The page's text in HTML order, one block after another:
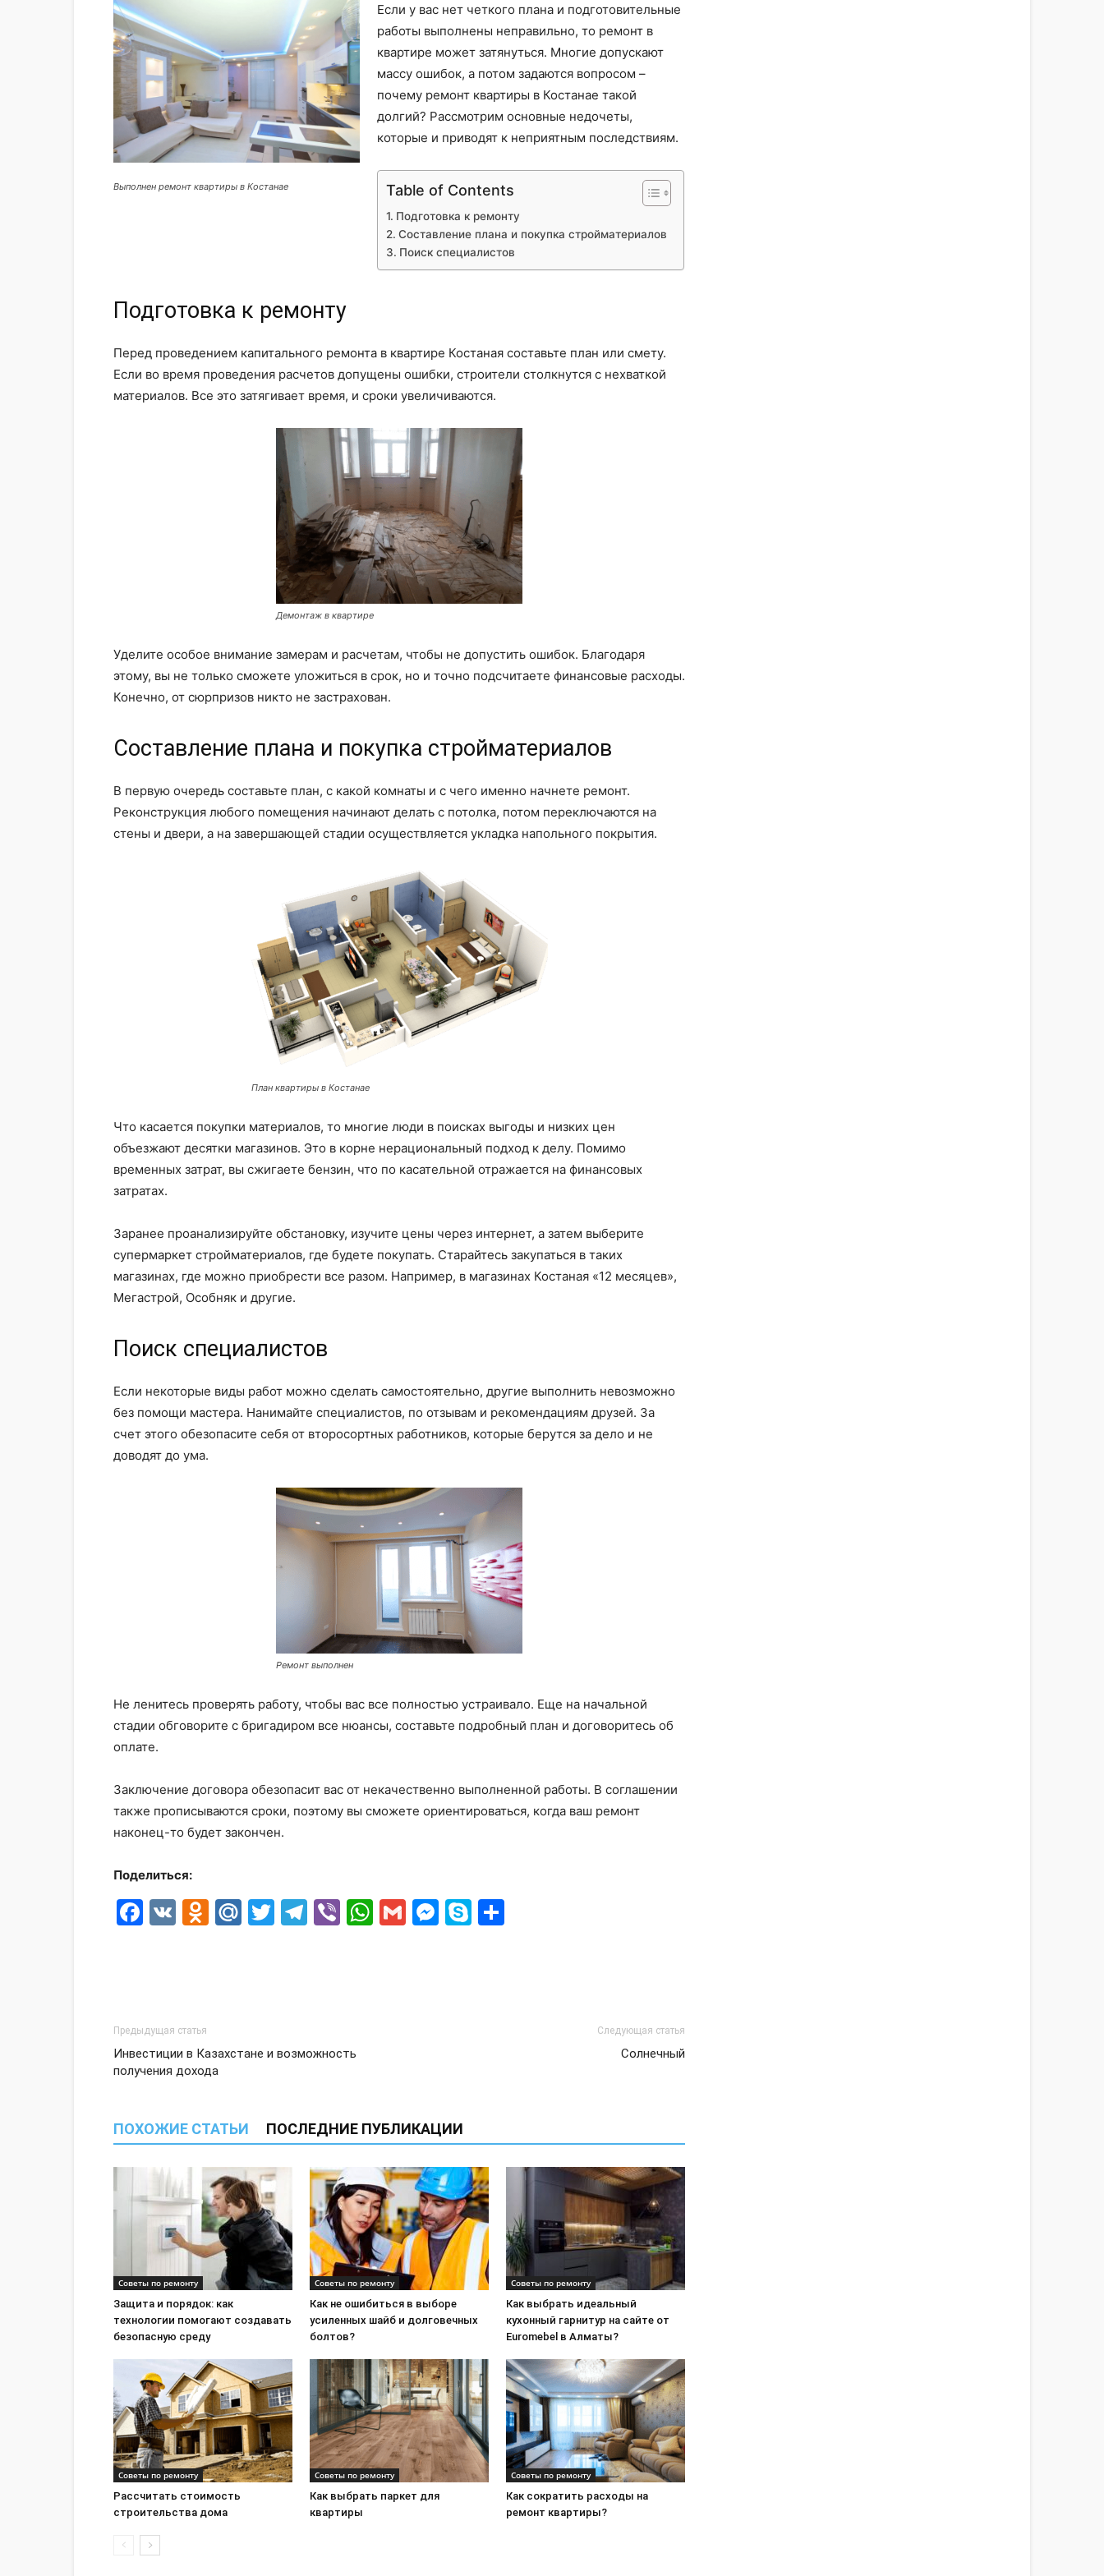
Выполнен ремонт квартиры в Костанае
Если у вас нет четкого плана и подготовительные
работы выполнены неправильно, то ремонт в
квартире может затянуться. Многие допускают
массу ошибок, а потом задаются вопросом –
почему ремонт квартиры в Костанае такой
долгий? Рассмотрим основные недочеты,
которые и приводят к неприятным последствиям.
Table of Contents
Подготовка к ремонту
Составление плана и покупка стройматериалов
Поиск специалистов
Подготовка к ремонту
Перед проведением капитального ремонта в квартире Костаная составьте план или смету.
Если во время проведения расчетов допущены ошибки, строители столкнутся с нехваткой
материалов. Все это затягивает время, и сроки увеличиваются.
Демонтаж в квартире
Уделите особое внимание замерам и расчетам, чтобы не допустить ошибок. Благодаря
этому, вы не только сможете уложиться в срок, но и точно подсчитаете финансовые расходы.
Конечно, от сюрпризов никто не застрахован.
Составление плана и покупка стройматериалов
В первую очередь составьте план, с какой комнаты и с чего именно начнете ремонт.
Реконструкция любого помещения начинают делать с потолка, потом переключаются на
стены и двери, а на завершающей стадии осуществляется укладка напольного покрытия.
План квартиры в Костанае
Что касается покупки материалов, то многие люди в поисках выгоды и низких цен
объезжают десятки магазинов. Это в корне нерациональный подход к делу. Помимо
временных затрат, вы сжигаете бензин, что по касательной отражается на финансовых
затратах.
Заранее проанализируйте обстановку, изучите цены через интернет, а затем выберите
супермаркет стройматериалов, где будете покупать. Старайтесь закупаться в таких
магазинах, где можно приобрести все разом. Например, в магазинах Костаная «12 месяцев»,
Мегастрой, Особняк и другие.
Поиск специалистов
Если некоторые виды работ можно сделать самостоятельно, другие выполнить невозможно
без помощи мастера. Нанимайте специалистов, по отзывам и рекомендациям друзей. За
счет этого обезопасите себя от второсортных работников, которые берутся за дело и не
доводят до ума.
Ремонт выполнен
Не ленитесь проверять работу, чтобы вас все полностью устраивало. Еще на начальной
стадии обговорите с бригадиром все нюансы, составьте подробный план и договоритесь об
оплате.
Заключение договора обезопасит вас от некачественно выполненной работы. В соглашении
также прописываются сроки, поэтому вы сможете ориентироваться, когда ваш ремонт
наконец-то будет закончен.
Поделиться:
Facebook
VK Odnoklassniki
Mail.Ru
Twitter
Telegram
ViberWhatsApp
GmailMessenger
Skype
Предыдущая статья
Инвестиции в Казахстане и возможность
получения дохода
Следующая статья
Солнечный
ПОХОЖИЕ СТАТЬИ ПОСЛЕДНИЕ ПУБЛИКАЦИИ
Советы по ремонту
Защита и порядок: как
технологии помогают создавать
безопасную среду
Советы по ремонту
Как не ошибиться в выборе
усиленных шайб и долговечных
болтов?
Советы по ремонту
Как выбрать идеальный
кухонный гарнитур на сайте от
Euromebel в Алматы?
Советы по ремонту
Рассчитать стоимость
строительства дома
Советы по ремонту
Как выбрать паркет для
квартиры
Советы по ремонту
Как сократить расходы на
ремонт квартиры?